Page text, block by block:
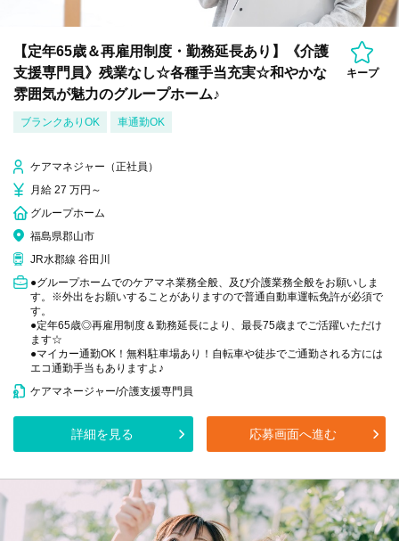
【定年65歳＆再雇用制度・勤務延長あり】《介護
支援専門員》残業なし☆各種手当充実☆和やかな
雰囲気が魅力のグループホーム♪
キープ
ブランクありOK 車通勤OK
ケアマネジャー（正社員）
月給 27 万円～
グループホーム
福島県郡山市
JR水郡線 谷田川
●グループホームでのケアマネ業務全般、及び介護業務全般をお願いしま
す。※外出をお願いすることがありますので普通自動車運転免許が必須で
す。
●定年65歳◎再雇用制度＆勤務延長により、最長75歳までご活躍いただけ
ます☆
●マイカー通勤OK！無料駐車場あり！自転車や徒歩でご通勤される方には
エコ通勤手当もありますよ♪
ケアマネージャー/介護支援専門員
詳細を見る 応募画面へ進む